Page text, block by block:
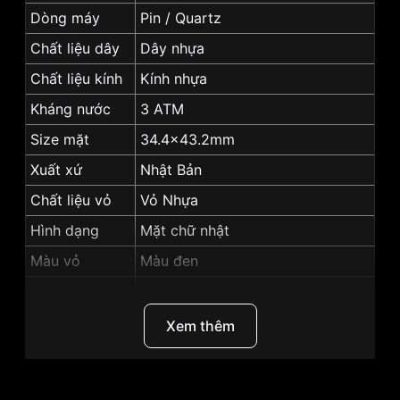
Dòng máy
Pin / Quartz
Chất liệu dây
Dây nhựa
Chất liệu kính
Kính nhựa
Kháng nước
3 ATM
Size mặt
34.4x43.2mm
Xuất xứ
Nhật Bản
Chất liệu vỏ
Vỏ Nhựa
Hình dạng
Mặt chữ nhật
Màu vỏ
Màu đen
Máy tính, xem ngày giờ, lịch ngày,
tháng,...
Xem thêm